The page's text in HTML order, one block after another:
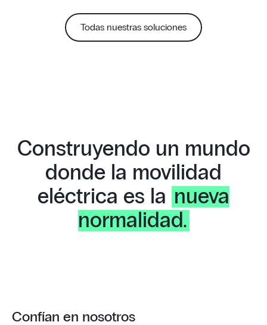
Todas nuestras soluciones
Construyendo un mundo
donde la movilidad
eléctrica es la nueva
normalidad.
Confían en nosotros